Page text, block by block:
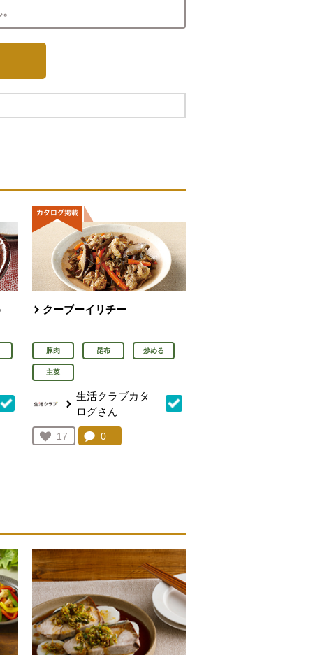
クーブーイリチー
豚肉 昆布 炒める
主菜
生活クラブカタ
ログさん
お気に入り登録：
17
人が登録
コメント：
0件。コメントを見る。